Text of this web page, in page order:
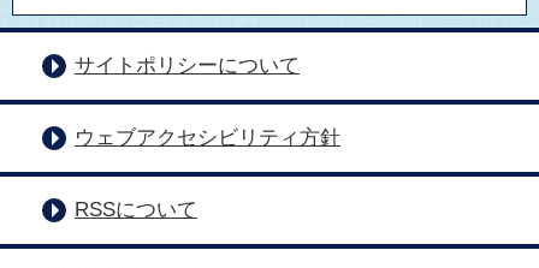
サイトポリシーについて
ウェブアクセシビリティ方針
RSSについて